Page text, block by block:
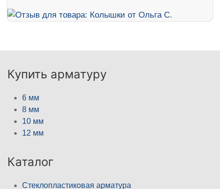
Купить арматуру
6 мм
8 мм
10 мм
12 мм
Каталог
Стеклопластиковая арматура